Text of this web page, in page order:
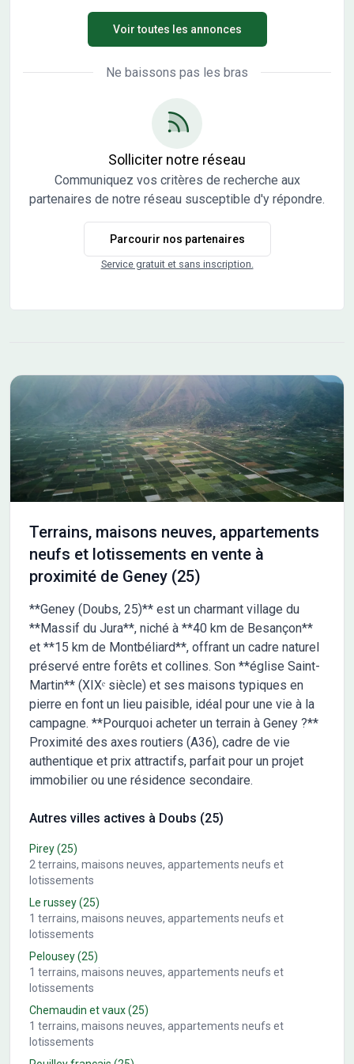
constructeurs et architectes. Vente directe par
l'aménageur, pas de commission d'agence.
Voir toutes les annonces
Ne baissons pas les bras
Solliciter notre réseau
Communiquez vos critères de recherche aux
partenaires de notre réseau susceptible d'y répondre.
Parcourir nos partenaires
Service gratuit et sans inscription.
Terrains, maisons neuves, appartements
neufs et lotissements en vente à
proximité de Geney (25)
**Geney (Doubs, 25)** est un charmant village du
**Massif du Jura**, niché à **40 km de Besançon**
et **15 km de Montbéliard**, offrant un cadre naturel
préservé entre forêts et collines. Son **église Saint-
Martin** (XIXᵉ siècle) et ses maisons typiques en
pierre en font un lieu paisible, idéal pour une vie à la
campagne. **Pourquoi acheter un terrain à Geney ?**
Proximité des axes routiers (A36), cadre de vie
authentique et prix attractifs, parfait pour un projet
immobilier ou une résidence secondaire.
Autres villes actives à Doubs (25)
Pirey(25)
2terrains, maisons neuves, appartements neufs et
lotissements
Le russey(25)
1 terrains, maisons neuves, appartements neufs et
lotissements
Pelousey(25)
1 terrains, maisons neuves, appartements neufs et
lotissements
Chemaudin et vaux(25)
1 terrains, maisons neuves, appartements neufs et
lotissements